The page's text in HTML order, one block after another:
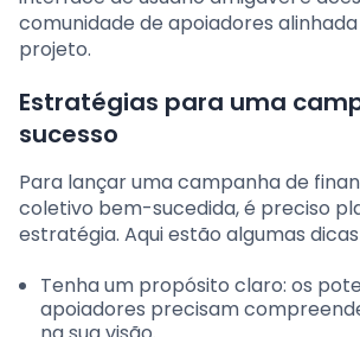
comunidade de apoiadores
projeto.
Estratégias para uma
sucesso
Para lançar uma campanha de
coletivo bem-sucedida, é preciso
estratégia. Aqui estão algumas
Tenha um propósito claro: os
apoiadores precisam